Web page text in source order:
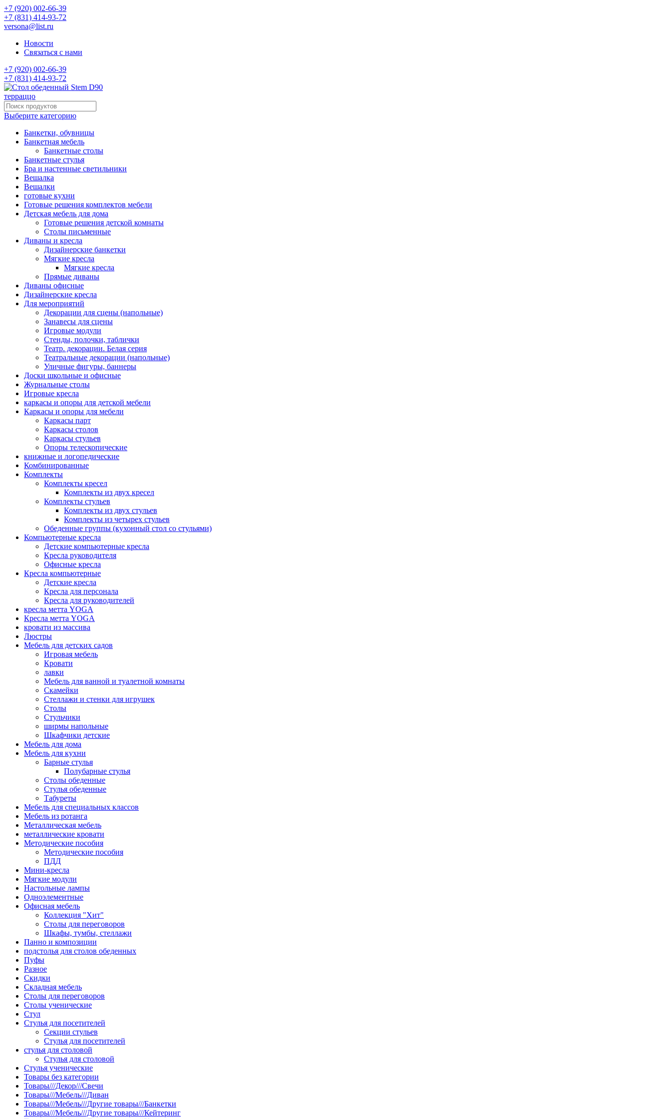
+7 (920) 002-66-39
+7 (831) 414-93-72
versona@list.ru
Новости
Связаться с нами
+7 (920) 002-66-39
+7 (831) 414-93-72
Выберите категорию
Банкетки, обувницы
Банкетная мебель
Банкетные столы
Банкетные стулья
Бра и настенные светильники
Вешалка
Вешалки
готовые кухни
Готовые решения комплектов мебели
Детская мебель для дома
Готовые решения детской комнаты
Столы письменные
Диваны и кресла
Дизайнерские банкетки
Мягкие кресла
Мягкие кресла
Прямые диваны
Диваны офисные
Дизайнерские кресла
Для мероприятий
Декорации для сцены (напольные)
Занавесы для сцены
Игровые модули
Стенды, полочки, таблички
Театр. декорации. Белая серия
Театральные декорации (напольные)
Уличные фигуры, баннеры
Доски школьные и офисные
Журнальные столы
Игровые кресла
каркасы и опоры для детской мебели
Каркасы и опоры для мебели
Каркасы парт
Каркасы столов
Каркасы стульев
Опоры телескопические
книжные и логопедические
Комбинированные
Комплекты
Комплекты кресел
Комплекты из двух кресел
Комплекты стульев
Комплекты из двух стульев
Комплекты из четырех стульев
Обеденные группы (кухонный стол со стульями)
Компьютерные кресла
Детские компьютерные кресла
Кресла руководителя
Офисные кресла
Кресла компьютерные
Детские кресла
Кресла для персонала
Кресла для руководителей
кресла метта YOGA
Кресла метта YOGA
кровати из массива
Люстры
Мебель для детских садов
Игровая мебель
Кровати
лавки
Мебель для ванной и туалетной комнаты
Скамейки
Стеллажи и стенки для игрушек
Столы
Стульчики
ширмы напольные
Шкафчики детские
Мебель для дома
Мебель для кухни
Барные стулья
Полубарные стулья
Столы обеденные
Стулья обеденные
Табуреты
Мебель для специальных классов
Мебель из ротанга
Металлическая мебель
металлические кровати
Методические пособия
Методические пособия
ПДД
Мини-кресла
Мягкие модули
Настольные лампы
Одноэлементные
Офисная мебель
Коллекция "Хит"
Столы для переговоров
Шкафы, тумбы, стеллажи
Панно и композиции
подстолья для столов обеденных
Пуфы
Разное
Скидки
Складная мебель
Столы для переговоров
Столы ученические
Стул
Стулья для посетителей
Секции стульев
Стулья для посетителей
стулья для столовой
Стулья для столовой
Стулья ученические
Товары без категории
Товары///Декор///Свечи
Товары///Мебель///Диван
Товары///Мебель///Другие товары///Банкетки
Товары///Мебель///Другие товары///Кейтеринг